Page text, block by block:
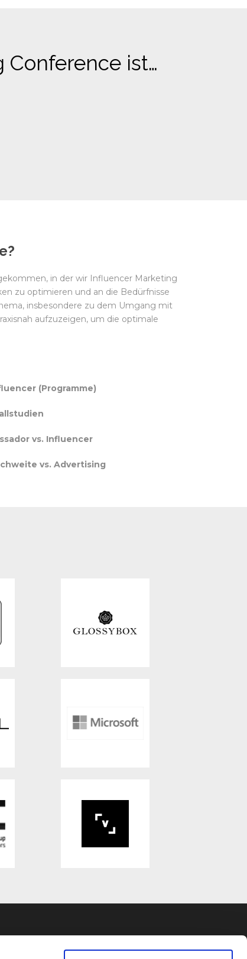
ist…
in der wir Influencer Marketing
zu optimieren und an die Bedürfnisse
insbesondere zu dem Umgang mit
aufzuzeigen, um die optimale
(Programme)
vs. Influencer
vs. Advertising